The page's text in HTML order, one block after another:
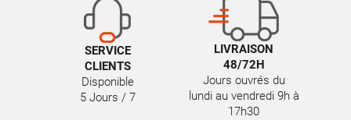
SERVICE
CLIENTS
Disponible
5 Jours / 7
LIVRAISON
48/72H
Jours ouvrés du
lundi au vendredi 9h à
17h30